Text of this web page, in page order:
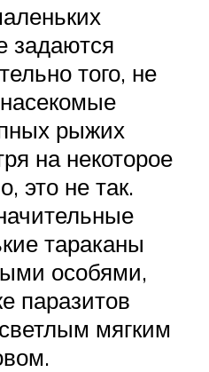
задаются
того, не
рыжих
на некоторое
это не так.
тараканы
особями,
паразитов
мягким